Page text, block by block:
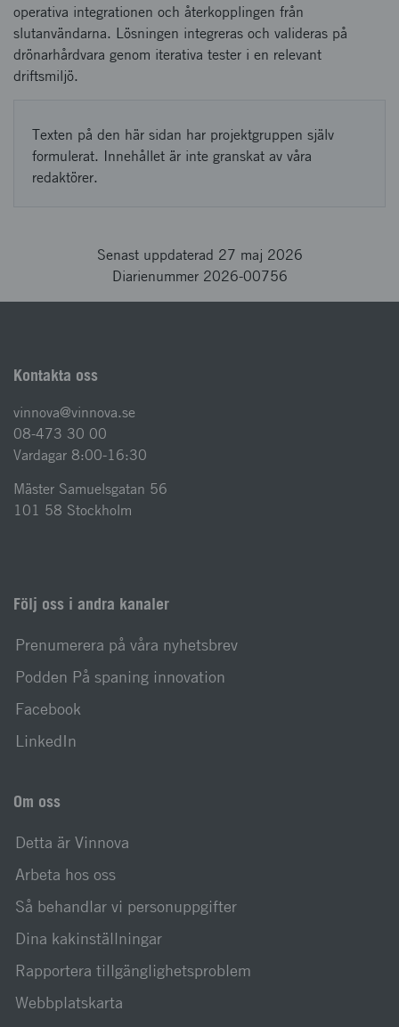
operativa integrationen och återkopplingen från
slutanvändarna. Lösningen integreras och valideras på
drönarhårdvara genom iterativa tester i en relevant
driftsmiljö.
Texten på den här sidan har projektgruppen själv
formulerat. Innehållet är inte granskat av våra
redaktörer.
Senast uppdaterad 27 maj 2026
Diarienummer 2026-00756
Kontakta oss
vinnova@vinnova.se
08-473 30 00
Vardagar 8:00-16:30
Mäster Samuelsgatan 56
101 58 Stockholm
Följ oss i andra kanaler
Prenumerera på våra nyhetsbrev
Podden På spaning innovation
Facebook
LinkedIn
Om oss
Detta är Vinnova
Arbeta hos oss
Så behandlar vi personuppgifter
Dina kakinställningar
Rapportera tillgänglighetsproblem
Webbplatskarta